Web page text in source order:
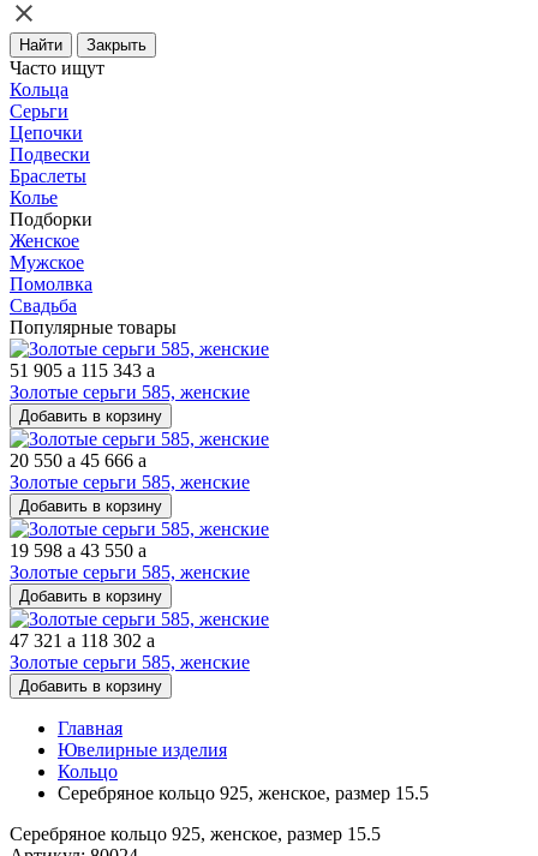
Найти Закрыть
Часто ищут
Кольца
Серьги
Цепочки
Подвески
Браслеты
Колье
Подборки
Женское
Мужское
Помолвка
Свадьба
Популярные товары
51 905 a 115 343 a
Золотые серьги 585, женские
Добавить в корзину
20 550 a 45 666 a
Золотые серьги 585, женские
Добавить в корзину
19 598 a 43 550 a
Золотые серьги 585, женские
Добавить в корзину
47 321 a 118 302 a
Золотые серьги 585, женские
Добавить в корзину
Главная
Ювелирные изделия
Кольцо
Серебряное кольцо 925, женское, размер 15.5
Серебряное кольцо 925, женское, размер 15.5